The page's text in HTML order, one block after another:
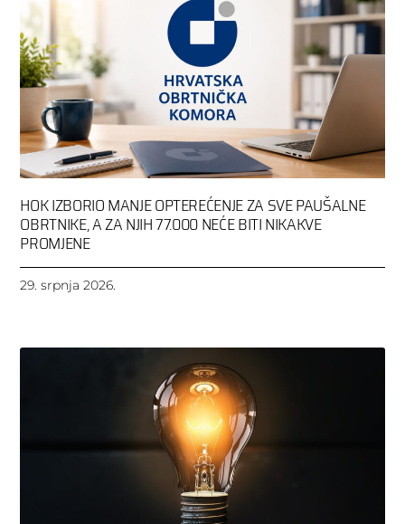
HOK IZBORIO MANJE OPTEREĆENJE ZA SVE PAUŠALNE
OBRTNIKE, A ZA NJIH 77.000 NEĆE BITI NIKAKVE
PROMJENE
29. srpnja 2026.